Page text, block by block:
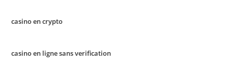
casino en crypto
casino en ligne sans verification